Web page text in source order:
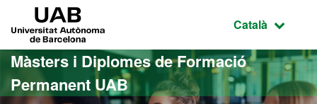
Ves al contingut principal
Ves a la navegació de la pàgina
Idioma
Català
Màsters i Diplomes de Formació
Permanent UAB